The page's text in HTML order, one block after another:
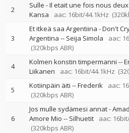
2 Sulle - Il etait une fois nous deux
Kansa
aac: 16bit/44.1kHz
3
Et itkeä saa Argentiina - Don't
Argentina -- Seija Simola
aac:
(320kbps ABR)
4 Kolmen konstin timpermanni --
Liikanen
aac: 16bit/44.1kHz
5 Kotiinpäin äiti --Frederik
aac:
(320kbps ABR)
6
Jos mulle sydämesi annat -
Amore Mio -- Silhuetit
aac:
(320kbps ABR)